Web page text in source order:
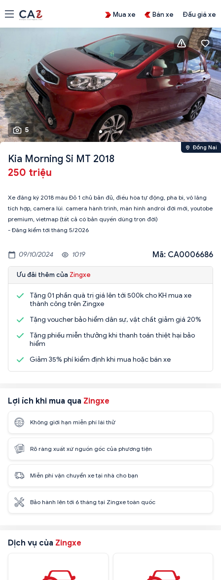
Mua xe Bán xe Đấu giá xe
5
Đồng Nai
Kia Morning Si MT 2018
250 triệu
Xe đăng ký 2018 màu Đỏ 1 chủ bản đủ, điều hòa tự động, pha bi, vô lăng
tích hợp, camera lùi. camera hành trình, màn hình androi đời mới, youtobe
premium, vietmap (tất cả có bản quyền dùng trọn đời)
- Đăng kiểm tới tháng 5/2026
09/10/2024 1019 Mã: CA0006686
Ưu đãi thêm của Zingxe
Tặng 01 phần quà trị giá lên tới 500k cho KH mua xe
thành công trên Zingxe
Tặng voucher bảo hiểm dân sự, vật chất giảm giá 20%
Tặng phiếu miễn thưởng khi thanh toán thiệt hại bảo
hiểm
Giảm 35% phí kiểm định khi mua hoặc bán xe
Lợi ích khi mua qua Zingxe
Không giới hạn miễn phí lái thử
Rõ ràng xuất xứ nguồn gốc của phương tiện
Miễn phí vận chuyển xe tại nhà cho bạn
Bảo hành lên tới 6 tháng tại Zingxe toàn quốc
Dịch vụ của Zingxe